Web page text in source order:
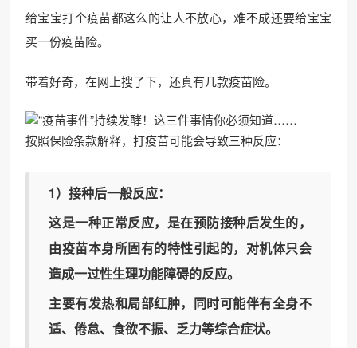
给宝宝打个疫苗都这么的让人不放心，难不成还要给宝宝
买一份疫苗险。
带着好奇，在网上搜了下，还真有几款疫苗险。
按照保险条款解释，打疫苗可能会导致三种反应：
1）接种后一般反应：
这是一种正常反应，是在预防接种后发生的，
由疫苗本身所固有的特性引起的，对机体只会
造成一过性生理功能障碍的反应。
主要有发热和局部红肿，同时可能伴有全身不
适、倦怠、食欲不振、乏力等综合症状。